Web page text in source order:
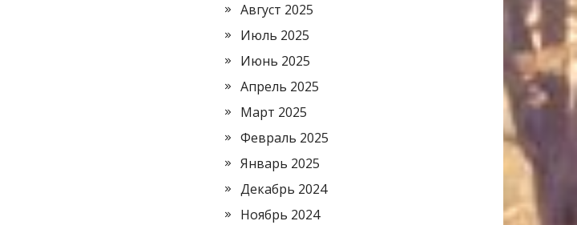
Август 2025
Июль 2025
Июнь 2025
Апрель 2025
Март 2025
Февраль 2025
Январь 2025
Декабрь 2024
Ноябрь 2024